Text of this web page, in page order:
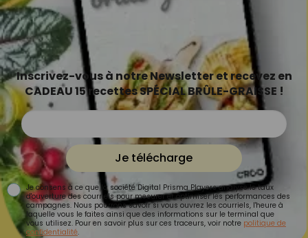
Inscrivez-vous à notre Newsletter et recevez en
CADEAU 15 recettes SPÉCIAL BRÛLE-GRAISSE !
Je télécharge
Je consens à ce que la société Digital Prisma Players analyse le taux
d'ouverture des courriels pour mesurer et optimiser les performances des
campagnes. Nous pourrons savoir si vous ouvrez les courriels, l'heure à
laquelle vous le faites ainsi que des informations sur le terminal que
vous utilisez. Pour en savoir plus sur ces traceurs, voir notre politique de
confidentialité.